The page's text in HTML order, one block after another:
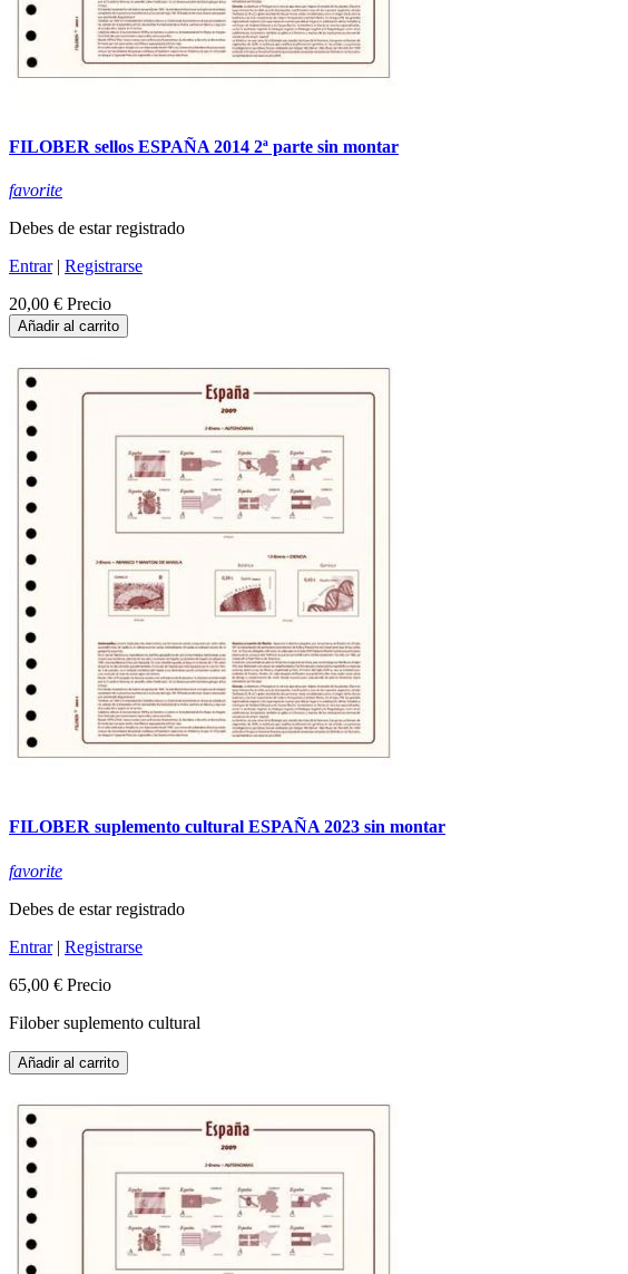
FILOBER sellos ESPAÑA 2014 2ª parte sin montar
favorite
Debes de estar registrado
Entrar| Registrarse
20,00 € Precio
Añadir al carrito
FILOBER suplemento cultural ESPAÑA 2023 sin montar
favorite
Debes de estar registrado
Entrar| Registrarse
65,00 € Precio
Filober suplemento cultural
Añadir al carrito